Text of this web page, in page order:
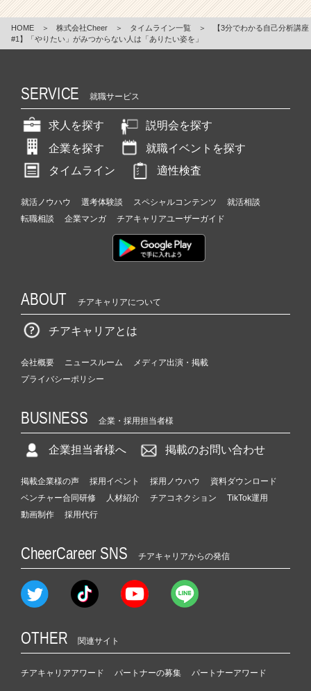
HOME ＞ 株式会社Cheer ＞ タイムライン一覧 ＞
【3分でわかる自己分析講座
#1】「やりたい」がみつからない人は「ありたい姿を」
SERVICE 就職サービス
求人を探す
説明会を探す
企業を探す
就職イベントを探す
タイムライン
適性検査
就活ノウハウ 選考体験談 スペシャルコンテンツ
就活相談
転職相談
企業マンガ チアキャリアユーザーガイド
ABOUT チアキャリアについて
チアキャリアとは
会社概要 ニュースルーム
メディア出演・掲載
プライバシーポリシー
BUSINESS 企業・採用担当者様
企業担当者様へ 掲載のお問い合わせ
掲載企業様の声 採用イベント 採用ノウハウ
資料ダウンロード
ベンチャー合同研修
人材紹介 チアコネクション
TikTok運用
動画制作
採用代行
CheerCareer SNS チアキャリアからの発信
OTHER 関連サイト
チアキャリアアワード パートナーの募集 パートナーアワード